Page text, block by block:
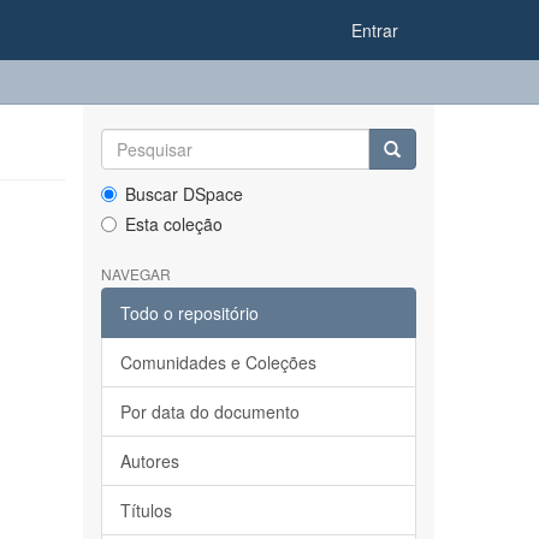
Entrar
Buscar DSpace
Esta coleção
NAVEGAR
Todo o repositório
Comunidades e Coleções
Por data do documento
Autores
Títulos